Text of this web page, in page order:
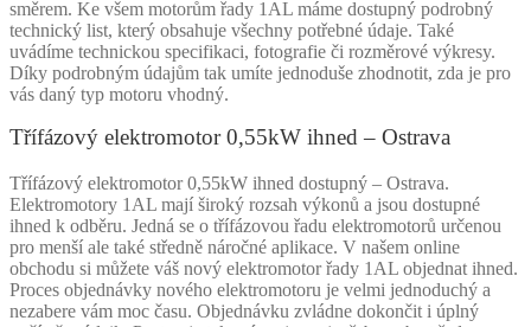
směrem. Ke všem motorům řady 1AL máme dostupný podrobný
technický list, který obsahuje všechny potřebné údaje. Také
uvádíme technickou specifikaci, fotografie či rozměrové výkresy.
Díky podrobným údajům tak umíte jednoduše zhodnotit, zda je pro
vás daný typ motoru vhodný.
Třífázový elektromotor 0,55kW ihned – Ostrava
Třífázový elektromotor 0,55kW ihned dostupný – Ostrava.
Elektromotory 1AL mají široký rozsah výkonů a jsou dostupné
ihned k odběru. Jedná se o třífázovou řadu elektromotorů určenou
pro menší ale také středně náročné aplikace. V našem online
obchodu si můžete váš nový elektromotor řady 1AL objednat ihned.
Proces objednávky nového elektromotoru je velmi jednoduchý a
nezabere vám moc času. Objednávku zvládne dokončit i úplný